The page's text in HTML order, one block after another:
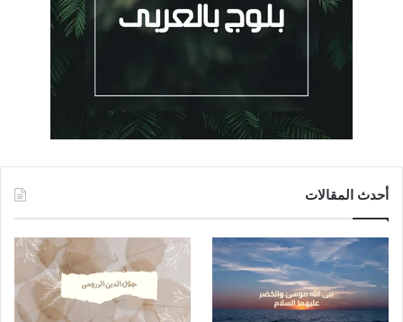
أحدث المقالات